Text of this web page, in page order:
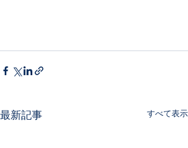
最新記事 すべて表示